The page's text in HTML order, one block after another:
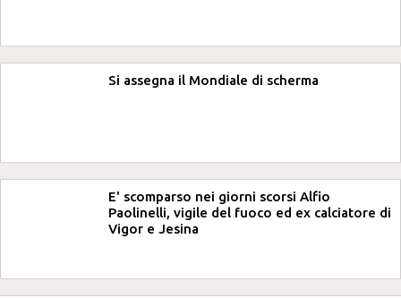
Si assegna il Mondiale di scherma
E' scomparso nei giorni scorsi Alfio
Paolinelli, vigile del fuoco ed ex calciatore di
Vigor e Jesina